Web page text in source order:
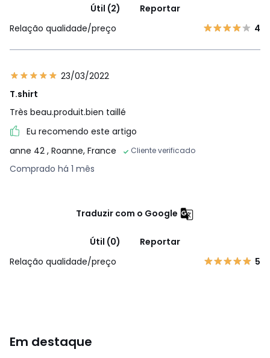
Útil (2)
Reportar
Relação qualidade/preço
4
23/03/2022
T.shirt
Très beau.produit.bien taillé
Eu recomendo este artigo
anne 42 , Roanne, France Cliente verificado
Comprado há 1 mês
Traduzir com o Google
Útil (0)
Reportar
Relação qualidade/preço
5
Em destaque